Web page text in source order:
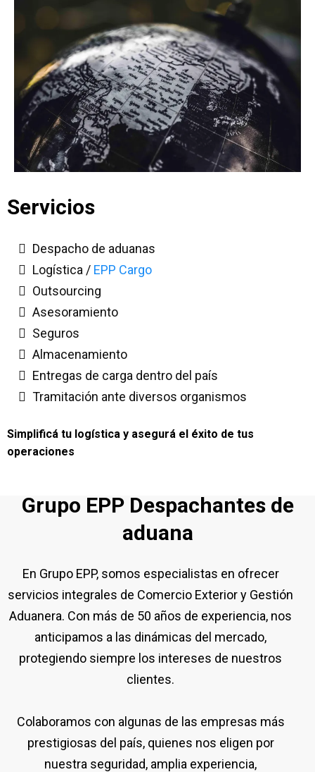
Servicios
Despacho de aduanas
Logística / EPP Cargo
Outsourcing
Asesoramiento
Seguros
Almacenamiento
Entregas de carga dentro del país
Tramitación ante diversos organismos
Simplificá tu logística y asegurá el éxito de tus
operaciones
Grupo EPP Despachantes de
aduana
En Grupo EPP, somos especialistas en ofrecer
servicios integrales de Comercio Exterior y Gestión
Aduanera. Con más de 50 años de experiencia, nos
anticipamos a las dinámicas del mercado,
protegiendo siempre los intereses de nuestros
clientes.
Colaboramos con algunas de las empresas más
prestigiosas del país, quienes nos eligen por
nuestra seguridad, amplia experiencia,